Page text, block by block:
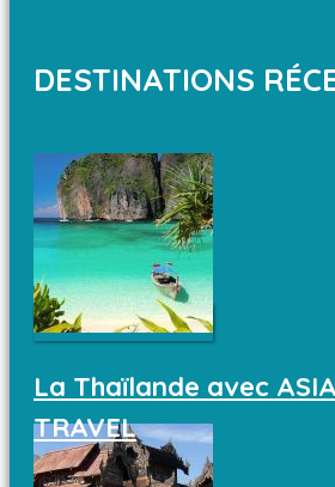
DESTINATIONS
La Thaïlande avec
TRAVEL